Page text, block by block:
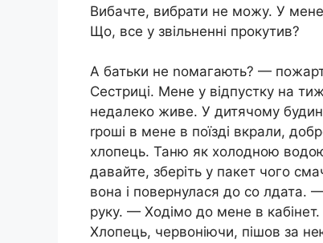
Вибачте, вибрати не можу. У
Що, все у звільненні прокутив?
А батьки не nомагають? —
Сестриці. Мене у відпустку на
недалеко живе. У дитячому
rроші в мене в поїзді вкрали,
хлопець. Таню як холодною
давайте, зберіть у пакет чого
вона і повернулася до со лдата.
руку. — Ходімо до мене в
Хлопець, червоніючи, пішов за